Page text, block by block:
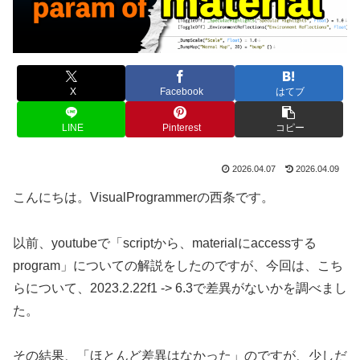
X Facebook はてブ
LINE Pinterest コピー
2026.04.07 2026.04.09
こんにちは。VisualProgrammerの西条です。
以前、youtubeで「scriptから、materialにaccessする
program」についての解説をしたのですが、今回は、こち
らについて、2023.2.22f1 -> 6.3で差異がないかを調べまし
た。
その結果、「ほとんど差異はなかった」のですが、少しだ